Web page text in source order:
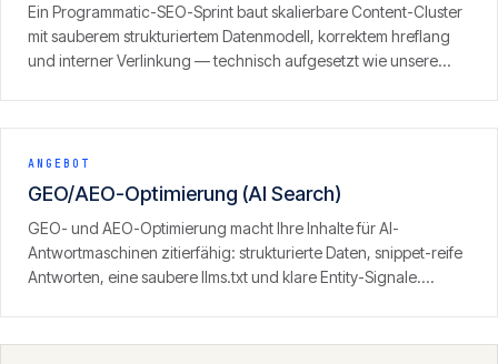
Ein Programmatic-SEO-Sprint baut skalierbare Content-Cluster
mit sauberem strukturiertem Datenmodell, korrektem hreflang
und interner Verlinkung — technisch aufgesetzt wie unsere
ANGEBOT
GEO/AEO-Optimierung (AI Search)
GEO- und AEO-Optimierung macht Ihre Inhalte für AI-
Antwortmaschinen zitierfähig: strukturierte Daten, snippet-reife
Antworten, eine saubere llms.txt und klare Entity-Signale.